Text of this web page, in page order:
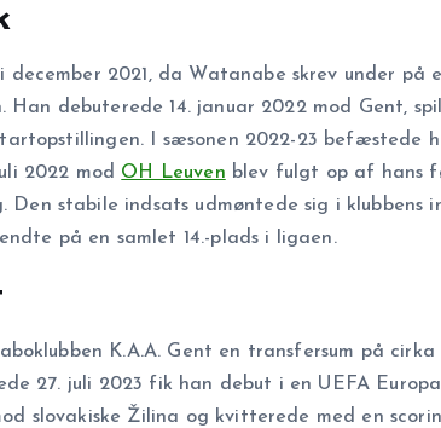
december 2021, da Watanabe skrev under
Han debuterede 14. januar 2022 mod Gent,
I sæsonen 2022-23 befæstede
2022 mod OH Leuven blev fulgt op af hans
Den stabile indsats udmøntede sig i klubbens
på en samlet 14.-plads i ligaen.
K.A.A. Gent en transfersum på
27. juli 2023 fik han debut i en UEFA
slovakiske Žilina og kvitterede med en